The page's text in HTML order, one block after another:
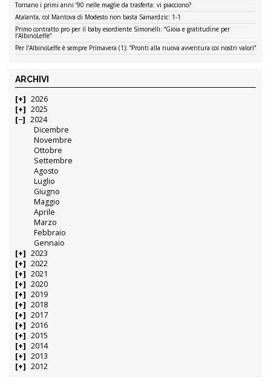
Tornano i primi anni ’90 nelle maglie da trasferta: vi piacciono?
Atalanta, col Mantova di Modesto non basta Samardzic: 1-1
Primo contratto pro per il baby esordiente Simonelli: “Gioia e gratitudine per
l’AlbinoLeffe”
Per l’AlbinoLeffe è sempre Primavera (1): “Pronti alla nuova avventura coi nostri valori”
ARCHIVI
2026
2025
2024
Dicembre
Novembre
Ottobre
Settembre
Agosto
Luglio
Giugno
Maggio
Aprile
Marzo
Febbraio
Gennaio
2023
2022
2021
2020
2019
2018
2017
2016
2015
2014
2013
2012